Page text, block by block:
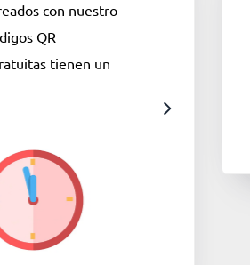
con nuestro
QR
tienen un